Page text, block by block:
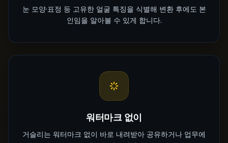
눈 모양·표정 등 고유한 얼굴 특징을 식별해 변환 후에도 본
인임을 알아볼 수 있게 합니다.
워터마크 없이
거슬리는 워터마크 없이 바로 내려받아 공유하거나 업무에